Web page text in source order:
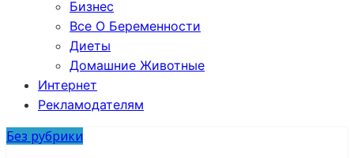
Бизнес
Все О Беременности
Диеты
Домашние Животные
Интернет
Рекламодателям
Без рубрики